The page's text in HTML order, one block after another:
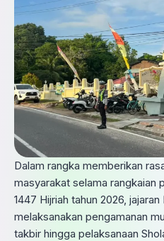
Dalam rangka memberikan
masyarakat selama rangkaian
1447 Hijriah tahun 2026,
melaksanakan pengamanan
takbir hingga pelaksanaan